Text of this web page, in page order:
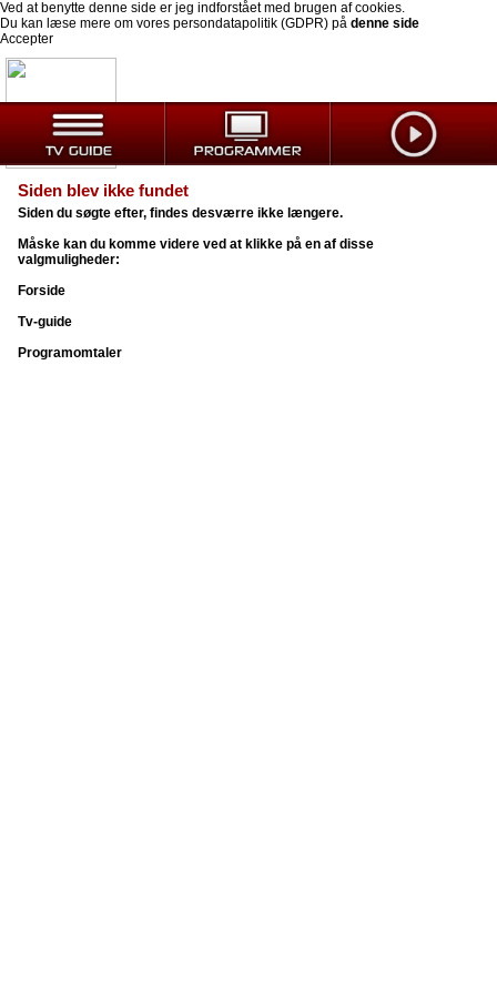
Ved at benytte denne side er jeg indforstået med brugen af cookies.
Du kan læse mere om vores persondatapolitik (GDPR) på denne side
Accepter
Siden blev ikke fundet
Siden du søgte efter, findes desværre ikke længere.
Måske kan du komme videre ved at klikke på en af disse
valgmuligheder:
Forside
Tv-guide
Programomtaler